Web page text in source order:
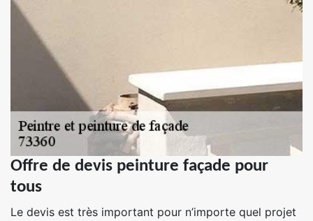
Offre de devis peinture façade pour
tous
Le devis est très important pour n’importe quel projet